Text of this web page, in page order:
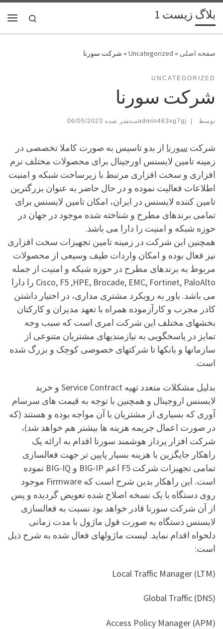
پرش به محتوا بلاگ زیست 1
Search
»
Uncategorized
» شرکت سورنا
UNCATEGORIZED
شرکت سورنا
توسط admin463vg7gj |
06/05/2023
شرکت سورنا از بدو تاسیس به صورت کاملا تخصصی در
زمینه تامین لایسنس اورجینال برای محصولات مختلف نرم
افزاری و سخت افزاری مرتبط با زیرساخت شبکه و امنیت
اطلاعات فعالیت نموده و در حال حاضر به عنوان بزرگترین
تامین کننده لایسنس در ایران، امکان تامین لایسنس برای
تمامی برندهای مطرح و شناخته شده موجود در جهان در
حوزه شبکه و امنیت را دارا می باشد.
همچنین این شرکت در زمینه تامین تجهیزات سخت افزاری
نیز فعال بوده و امکان واردات طیف وسیعی از محصولات
مربوط به برندهای مطرح در حوزه شبکه و امنیت از جمله
Cisco, F5 ,HPE, Brocade, EMC, Fortinet, PaloAlto را دارا
می باشد. باور به رویکرد مشتری مداری، در اختیار داشتن
کادر مجرب و کارآزموده همراه با تعهد مدیران و کارکنان
بخشهای مختلف این شرکت امری است که سبب وجه
تمایز در پاسخگویی به نیازمندیهای مشتریان متنوعی از
سازمانها و بانکها تا شرکتهای خصوصی کوچک و بزرگ شده
است.
بدلیل مشکلات متعدد تهیه Service Contract و خرید
لایسنس اروجینال و همچنین با توجه به قیمت های سرسام
آوری که بسیاری از مشتریان با آن مواجه بوده و هستند (که
در صورت اعمال جریمه هزینه ها بیشتر هم خواهد شد)،
شرکت افزار پرداز هوشمند سورنا اقدام به ارائه یک
راهکار جایگزین با هزینه بسیار پایین تر جهت فعالسازی
تمامی تجهیزات شرکت F5 اعم BIG-IP و BIG-IQ نموده
است. این راهکار بدین شرح است که Firmware موجود
روی دستگاه با یک نسخه اصلاح شده تعویض گردیده و پس
از آن شرکت سورنا قادر خواهد بود نسبت به فعالسازی
لایسنس دستگاه به صورت فول ماژول با مدت زمانی
دلخواه اقدام نماید. لیست ماژولهای فعال شده به شرح ذیل
است:
Local Traffic Manager (LTM)
Global Traffic (DNS)
Access Policy Manager (APM)